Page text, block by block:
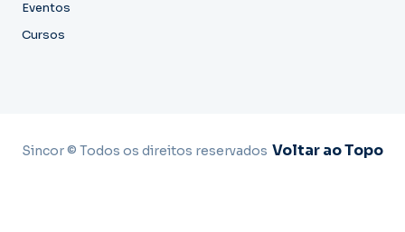
Eventos
Cursos
Sincor © Todos os direitos reservados Voltar ao Topo